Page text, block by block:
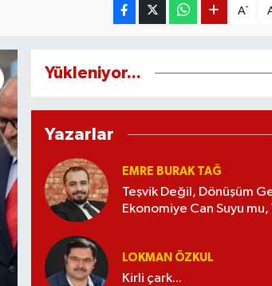
A-
Yükleniyor...
Yazarlar
EMRE BURAK TAĞ
Teşvik Değil, Dönüşüm
Ekonomiye Can Suyu mu,
LOKMAN ÖZKUL
Kirli çark...